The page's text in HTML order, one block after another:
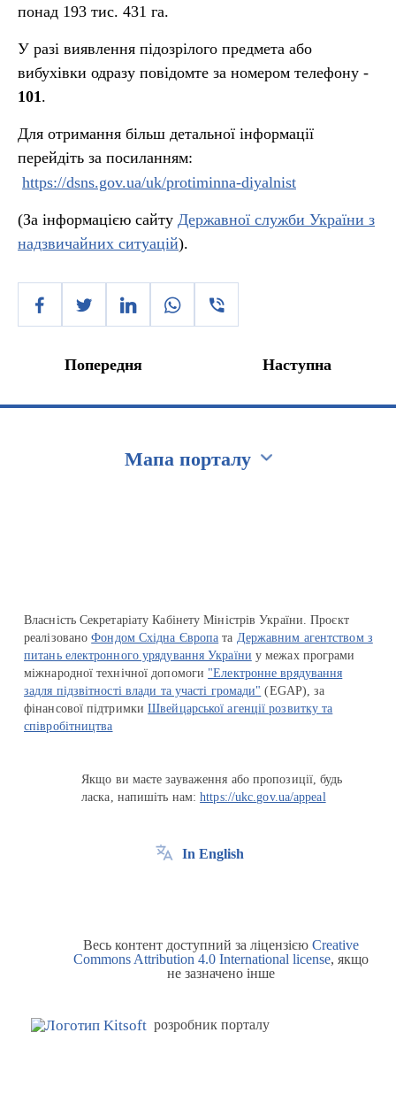
понад 193 тис. 431 га.
У разі виявлення підозрілого предмета або
вибухівки одразу повідомте за номером телефону -
101.
Для отримання більш детальної інформації
перейдіть за посиланням:
https://dsns.gov.ua/uk/protiminna-diyalnist
(За інформацією сайту Державної служби України з
надзвичайних ситуацій).
Попередня Наступна
Мапа порталу
Власність Секретаріату Кабінету Міністрів України. Проєкт
реалізованоФондом Східна Європа та Державним агентством з
питань електронного урядування України у межах програми
міжнародної технічної допомоги "Електронне врядування
задля підзвітності влади та участі громади" (EGAP), за
фінансової підтримкиШвейцарської агенції розвитку та
співробітництва
Якщо ви маєте зауваження або пропозиції, будь
ласка, напишіть нам:https://ukc.gov.ua/appeal
In English
Весь контент доступний за ліцензією Creative
Commons Attribution 4.0 International license, якщо
не зазначено інше
розробник порталу